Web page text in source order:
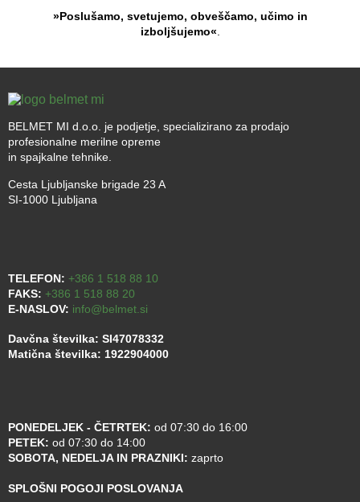
»Poslušamo, svetujemo, obveščamo, učimo in
izboljšujemo«
BELMET MI d.o.o. je podjetje, specializirano za prodajo
profesionalne merilne opreme
in spajkalne tehnike.
Cesta Ljubljanske brigade 23 A
SI-1000 Ljubljana
TELEFON: +386 1 518 88 10
FAKS: +386 1 518 88 20
E-NASLOV: info@belmet.si
Davčna številka: SI47078332
Matična številka: 1922904000
PONEDELJEK - ČETRTEK: od 07:30 do 16:00
PETEK: od 07:30 do 14:00
SOBOTA, NEDELJA IN PRAZNIKI: zaprto
SPLOŠNI POGOJI POSLOVANJA